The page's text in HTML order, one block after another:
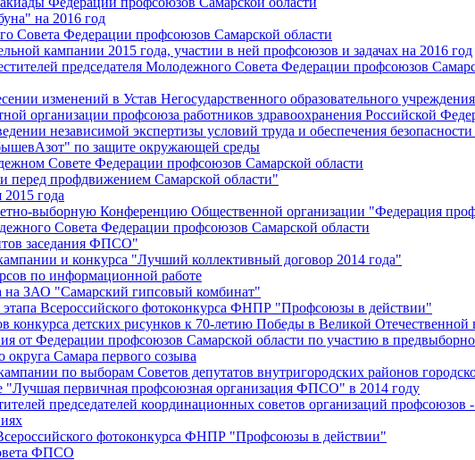
на 2016 год
Совета Федерации профсоюзов Самарской области
кампании 2015 года, участии в ней профсоюзов и задачах на 2016 год
председателя Молодежного Совета Федерации профсоюзов
изменений в Устав Негосударственного образовательного
организации профсоюза работников здравоохранения Российской
независимой экспертизы условий труда и обеспечения
по защите окружающей среды
Совете Федерации профсоюзов Самарской области
перед профдвижением Самарской области"
года
выборную Конференцию Общественной организации "Федерация
Совета Федерации профсоюзов Самарской области
заседания ФПСО"
и конкурса "Лучший коллективный договор 2014 года"
по информационной работе
на ЗАО "Самарский гипсовый комбинат"
этапа Всероссийского фотоконкурса ФНПР "Профсоюзы в действии"
конкурса детских рисунков к 70-летию Победы в Великой
от Федерации профсоюзов Самарской области по участию в
округа Самара первого созыва
по выборам Советов депутатов внутригородских районов
"Лучшая первичная профсоюзная организация ФПСО" в 2014 году
председателей координационных советов организаций
фотоконкурса ФНПР "Профсоюзы в действии"
ФПСО